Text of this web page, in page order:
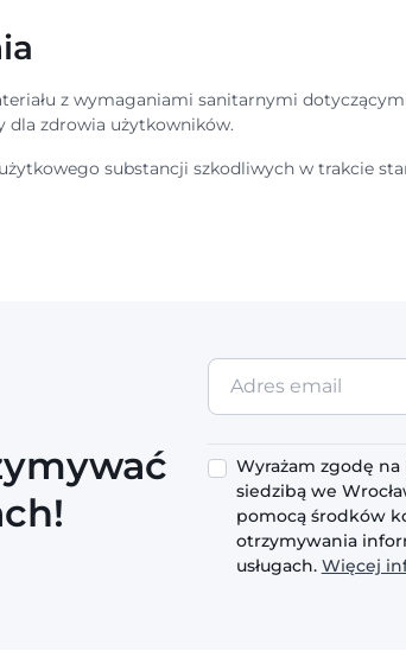
z wymaganiami sanitarnymi
dla zdrowia użytkowników.
substancji szkodliwych w trakcie
Adres
email
Wyrażam zgodę na
siedzibą we
pomocą środków
otrzymywania
usługach. Więcej